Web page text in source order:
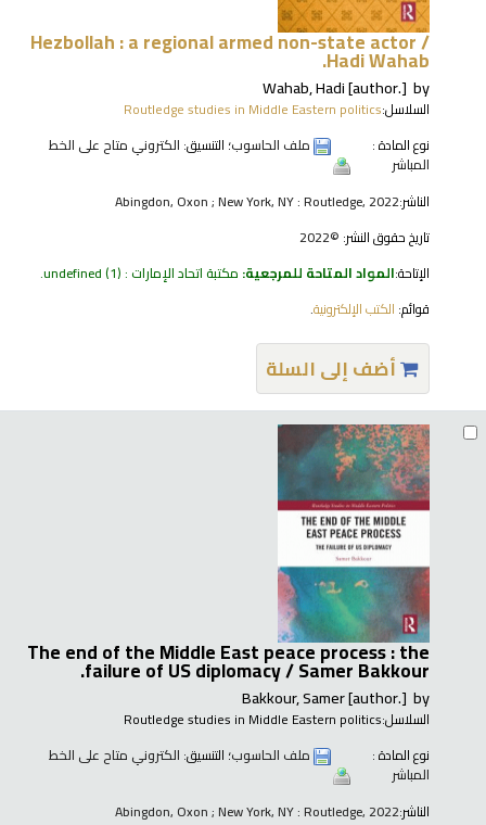
Hezbollah : a regional armed non-state actor /
Hadi Wahab.
by
Wahab, Hadi[author.]
السلاسل:Routledge studies in Middle Eastern politics
نوع المادة :
ملف الحاسوب؛ التنسيق: الكتروني متاح على الخط
المباشر
الناشر:Abingdon, Oxon ; New York, NY : Routledge, 2022
تاريخ حقوق النشر: ©2022
الإتاحة:المواد المتاحة للمرجعية: مكتبة اتحاد الإمارات : undefined(1).
قوائم: الكتب الإلكترونية.
أضف إلى السلة
The end of the Middle East peace process : the
failure of US diplomacy /Samer Bakkour.
by
Bakkour, Samer[author.]
السلاسل:Routledge studies in Middle Eastern politics
نوع المادة :
ملف الحاسوب؛ التنسيق: الكتروني متاح على الخط
المباشر
الناشر:Abingdon, Oxon ; New York, NY : Routledge, 2022